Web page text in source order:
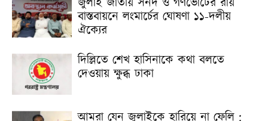
বাস্তবায়নে লংমার্চের ঘোষণা ১১-দলীয়
ঐক্যের
দিল্লিতে শেখ হাসিনাকে কথা বলতে
দেওয়ায় ক্ষুব্ধ ঢাকা
আমরা যেন জুলাইকে হারিয়ে না ফেলি :